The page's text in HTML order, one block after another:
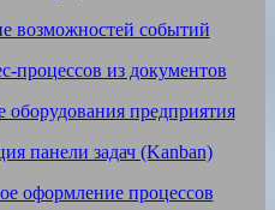
возможностей событий
процессов из документов
оборудования предприятия
панели задач (Kanban)
оформление процессов